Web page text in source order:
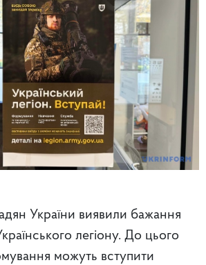
України виявили бажання
легіону. До цього
можуть вступити